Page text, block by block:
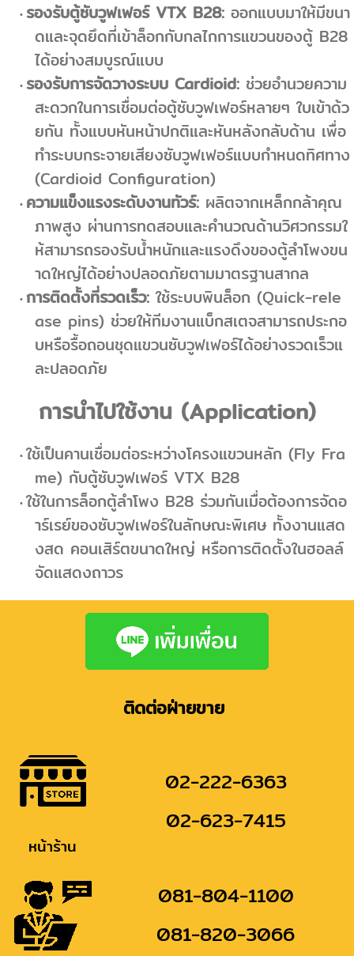
รองรับตู้ซับวูฟเฟอร์ VTX B28:ออกแบบมาให้มีขนา
ดและจุดยึดที่เข้าล็อกกับกลไกการแขวนของตู้ B28
ได้อย่างสมบูรณ์แบบ
รองรับการจัดวางระบบ Cardioid:ช่วยอำนวยความ
สะดวกในการเชื่อมต่อตู้ซับวูฟเฟอร์หลายๆ ใบเข้าด้ว
ยกัน ทั้งแบบหันหน้าปกติและหันหลังกลับด้าน เพื่อ
ทำระบบกระจายเสียงซับวูฟเฟอร์แบบกำหนดทิศทาง
(Cardioid Configuration)
ความแข็งแรงระดับงานทัวร์:ผลิตจากเหล็กกล้าคุณ
ภาพสูง ผ่านการทดสอบและคำนวณด้านวิศวกรรมใ
ห้สามารถรองรับน้ำหนักและแรงดึงของตู้ลำโพงขน
าดใหญ่ได้อย่างปลอดภัยตามมาตรฐานสากล
การติดตั้งที่รวดเร็ว:ใช้ระบบพินล็อก (Quick-rele
ase pins) ช่วยให้ทีมงานแบ็กสเตจสามารถประกอ
บหรือรื้อถอนชุดแขวนซับวูฟเฟอร์ได้อย่างรวดเร็วแ
ละปลอดภัย
การนำไปใช้งาน (Application)
ใช้เป็นคานเชื่อมต่อระหว่างโครงแขวนหลัก (Fly Fra
me) กับตู้ซับวูฟเฟอร์ VTX B28
ใช้ในการล็อกตู้ลำโพง B28 ร่วมกันเมื่อต้องการจัดอ
าร์เรย์ของซับวูฟเฟอร์ในลักษณะพิเศษ ทั้งงานแสด
งสด คอนเสิร์ตขนาดใหญ่ หรือการติดตั้งในฮอลล์
จัดแสดงถาวร
ติดต่อฝ่ายขาย
หน้าร้าน
02-222-6363
02-623-7415
081-804-1100
081-820-3066